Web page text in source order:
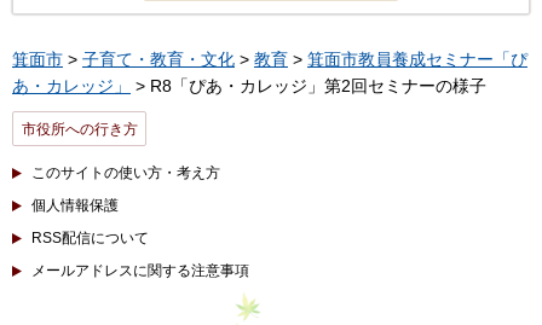
箕面市 > 子育て・教育・文化 > 教育 > 箕面市教員養成セミナー「ぴ
あ・カレッジ」
> R8「ぴあ・カレッジ」第2回セミナーの様子
市役所への行き方
このサイトの使い方・考え方
個人情報保護
RSS配信について
メールアドレスに関する注意事項